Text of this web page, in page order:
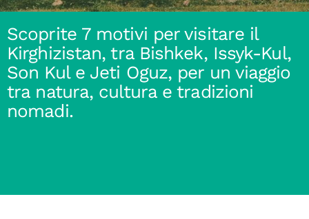
Scoprite 7 motivi per visitare il
Kirghizistan, tra Bishkek, Issyk-Kul,
Son Kul e Jeti Oguz, per un viaggio
tra natura, cultura e tradizioni
nomadi.